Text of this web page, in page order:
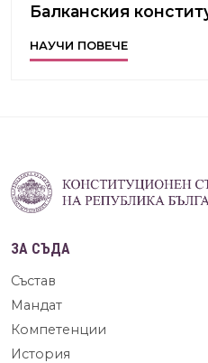
Балканския
НАУЧИ ПОВЕЧЕ
ЗА СЪДА
Състав
Мандат
Компетенции
История